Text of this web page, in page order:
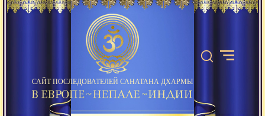
САЙТ ПОСЛЕДОВАТЕЛЕЙ САНАТАНА ДХАРМЫ